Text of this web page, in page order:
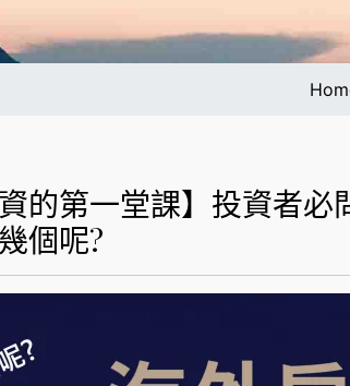
的第一堂課】投資者必
個呢?